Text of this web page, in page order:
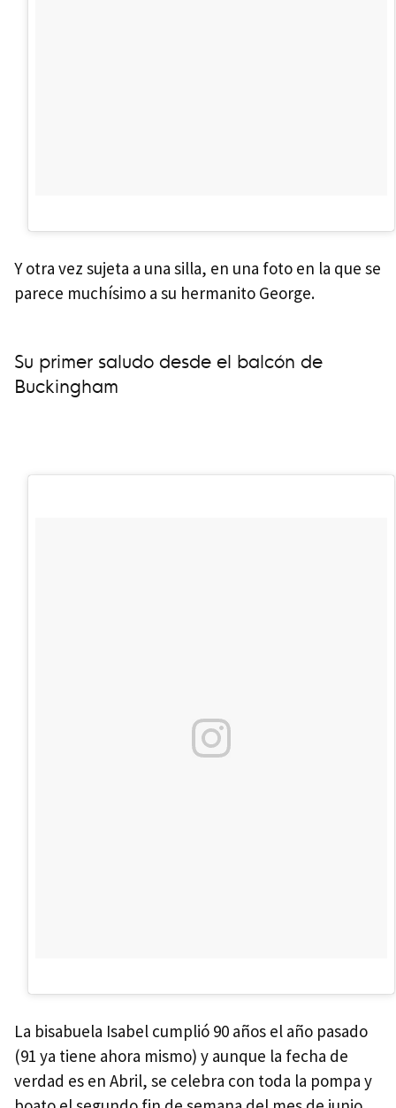
Y otra vez sujeta a una silla, en una foto en la que se
parece muchísimo a su hermanito George.
Su primer saludo desde el balcón de
Buckingham
La bisabuela Isabel cumplió 90 años el año pasado
(91 ya tiene ahora mismo) y aunque la fecha de
verdad es en Abril, se celebra con toda la pompa y